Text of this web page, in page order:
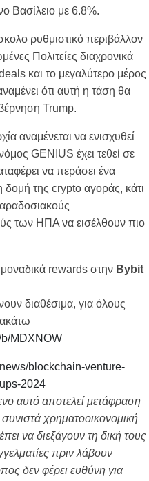
Βασίλειο με 6.8%.
ρυθμιστικό περιβάλλον
Πολιτείες διαχρονικά
και το μεγαλύτερο μέρος
ότι αυτή η τάση θα
Trump.
αναμένεται να ενισχυθεί
GENIUS έχει τεθεί σε
να περάσει ένα
της crypto αγοράς, κάτι
των ΗΠΑ να εισέλθουν πιο
rewards στην Bybit
διαθέσιμα, για όλους
MDXNOW
blockchain-venture-
2024
αυτό αποτελεί μετάφραση
χρηματοοικονομική
να διεξάγουν τη δική τους
πριν λάβουν
δεν φέρει ευθύνη για